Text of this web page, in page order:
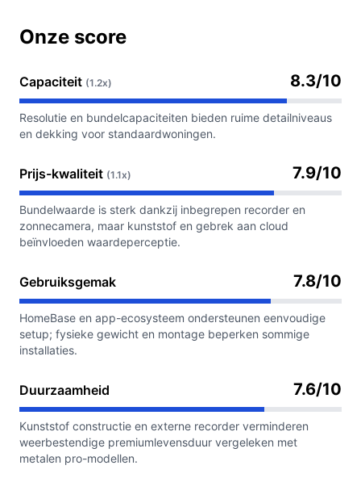
Onze score
Capaciteit (1.2x) 8.3/10
Resolutie en bundelcapaciteiten bieden ruime detailniveaus
en dekking voor standaardwoningen.
Prijs-kwaliteit (1.1x) 7.9/10
Bundelwaarde is sterk dankzij inbegrepen recorder en
zonnecamera, maar kunststof en gebrek aan cloud
beïnvloeden waardeperceptie.
Gebruiksgemak 7.8/10
HomeBase en app-ecosysteem ondersteunen eenvoudige
setup; fysieke gewicht en montage beperken sommige
installaties.
Duurzaamheid 7.6/10
Kunststof constructie en externe recorder verminderen
weerbestendige premiumlevensduur vergeleken met
metalen pro-modellen.